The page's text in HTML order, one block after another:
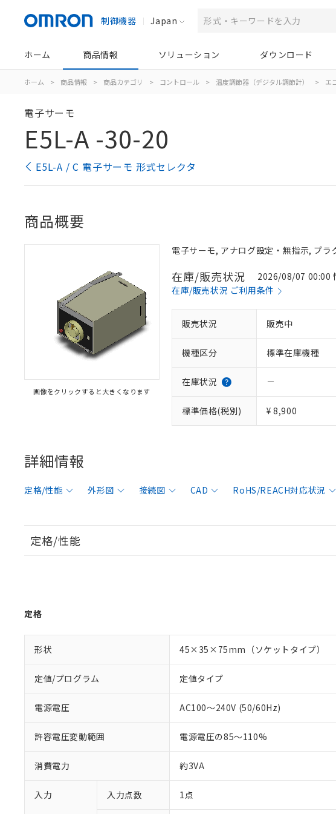
制御機器 Japan
ホーム 商品情報 ソリューション ダウンロード
ホーム > 商品情報 > 商品カテゴリ > コントロール > 温度調節器（デジタル調節計） > エ
電子サーモ
E5L-A -30-20
E5L-A / C 電子サーモ 形式セレクタ
商品概要
画像をクリックすると大きくなります
電子サーモ, アナログ設定・無指示, プ
在庫/販売状況
2026/08/07 00:00
在庫/販売状況 ご利用条件
販売状況 販売中
機種区分 標準在庫機種
在庫状況 －
標準価格(税別) ¥ 8,900
詳細情報
定格/性能 外形図 接続図 CAD RoHS/REACH対応状況
定格/性能
定格
形状 45×35×75mm（ソケットタイプ）
定値/プログラム 定値タイプ
電源電圧 AC100～240V (50/60Hz)
許容電圧変動範囲 電源電圧の85～110%
消費電力 約3VA
入力 入力点数 1点